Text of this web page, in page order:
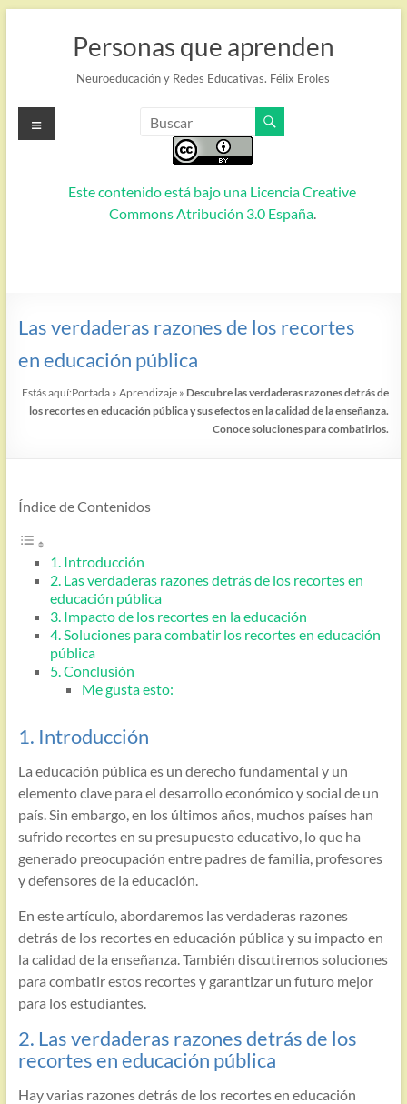
Personas que aprenden
Neuroeducación y Redes Educativas. Félix Eroles
Este contenido está bajo una Licencia Creative
Commons Atribución 3.0 España.
Menú
Las verdaderas razones de los recortes
en educación pública
Estás aquí:Portada »Aprendizaje » Descubre las verdaderas razones detrás de
los recortes en educación pública y sus efectos en la calidad de la enseñanza.
Conoce soluciones para combatirlos.
Índice de Contenidos
1. Introducción
2. Las verdaderas razones detrás de los recortes en
educación pública
3. Impacto de los recortes en la educación
4. Soluciones para combatir los recortes en educación
pública
5. Conclusión
Me gusta esto:
1. Introducción
La educación pública es un derecho fundamental y un
elemento clave para el desarrollo económico y social de un
país. Sin embargo, en los últimos años, muchos países han
sufrido recortes en su presupuesto educativo, lo que ha
generado preocupación entre padres de familia, profesores
y defensores de la educación.
En este artículo, abordaremos las verdaderas razones
detrás de los recortes en educación pública y su impacto en
la calidad de la enseñanza. También discutiremos soluciones
para combatir estos recortes y garantizar un futuro mejor
para los estudiantes.
2. Las verdaderas razones detrás de los
recortes en educación pública
Hay varias razones detrás de los recortes en educación